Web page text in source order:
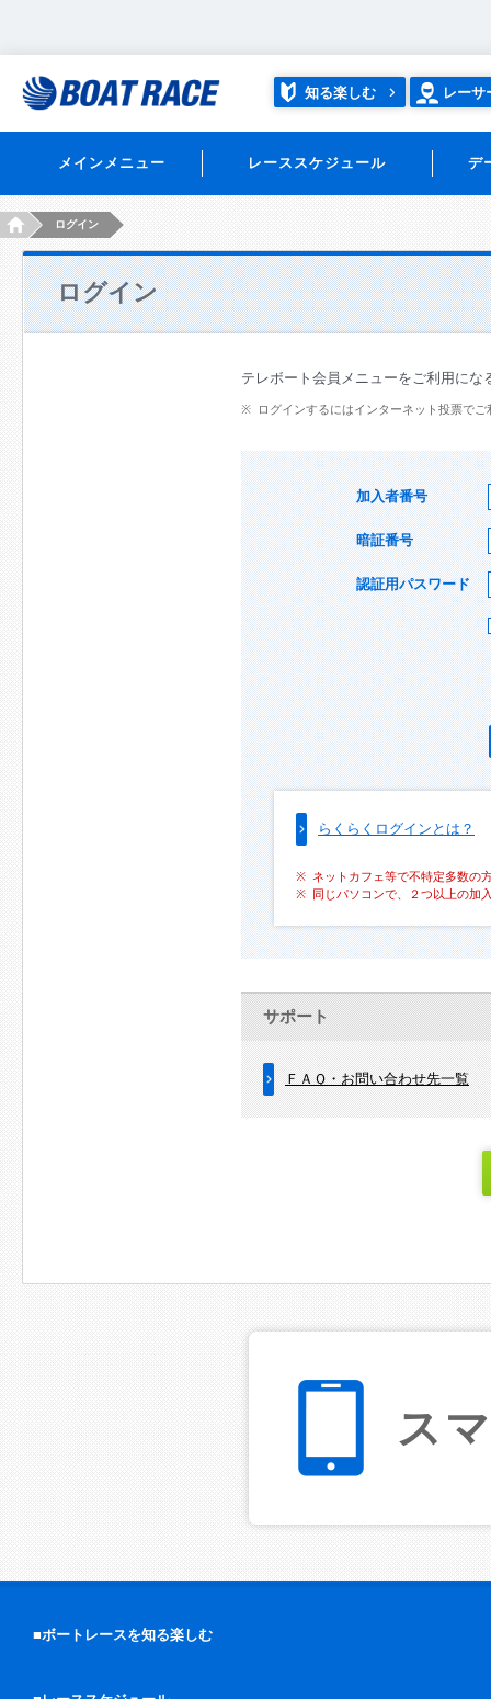
知る楽しむ レーサ
メインメニュー レーススケジュール デ
HOMEログイン
ログイン
テレボート会員メニューをご利用にな
ログインするにはインターネット投票で
加入者番号
暗証番号
認証用パスワード
らくらくログインとは？
ネットカフェ等で不特定多数の
同じパソコンで、２つ以上の加
サポート
ＦＡＱ・お問い合わせ先一覧
ス
■ボートレースを知る楽しむ